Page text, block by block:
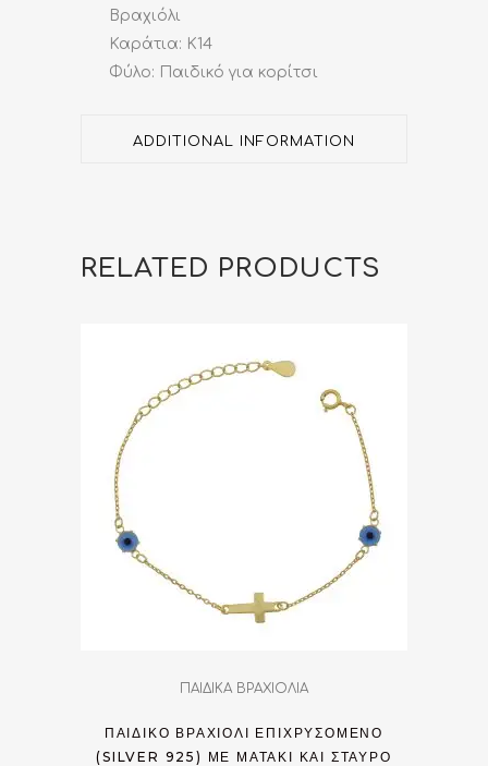
Βραχιόλι
Καράτια: Κ14
Φύλο: Παιδικό για κορίτσι
ADDITIONAL INFORMATION
RELATED PRODUCTS
ΠΑΙΔΙΚΑ ΒΡΑΧΙΟΛΙΑ
ΠΑΙΔΙΚΌ ΒΡΑΧΙΌΛΙ ΕΠΙΧΡΥΣΟΜΈΝΟ
(SILVER 925) ΜΕ ΜΑΤΆΚΙ ΚΑΙ ΣΤΑΥΡΌ